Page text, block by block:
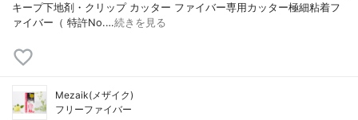
キープ下地剤・クリップ カッター ファイバー専用カッター極細粘着フ
ァイバー（ 特許No.…続きを見る
Mezaik(メザイク)
フリーファイバー